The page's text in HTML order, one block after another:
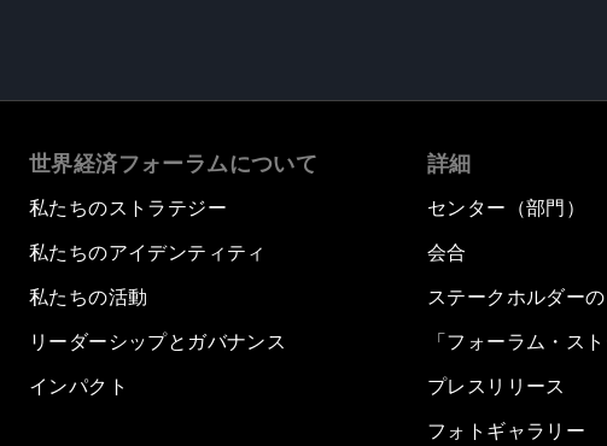
世界経済フォーラムについて
私たちのストラテジー
私たちのアイデンティティ
私たちの活動
リーダーシップとガバナンス
インパクト
詳細
センター（部門）
会合
ステークホルダー
「フォーラム・スト
プレスリリース
フォトギャラリー